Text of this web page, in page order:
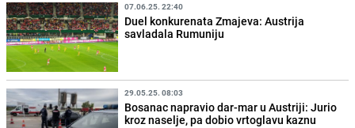
07.06.25. 22:40
Duel konkurenata Zmajeva: Austrija
savladala Rumuniju
29.05.25. 08:03
Bosanac napravio dar-mar u Austriji: Jurio
kroz naselje, pa dobio vrtoglavu kaznu